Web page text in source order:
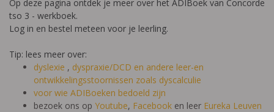
Op deze pagina ontdek je meer over het ADIBoek van Concorde
tso 3 - werkboek.
Log in en bestel meteen voor je leerling.
Tip: lees meer over:
dyslexie , dyspraxie/DCD en andere leer-en
ontwikkelingsstoornissen zoals dyscalculie
voor wie ADIBoeken bedoeld zijn
bezoek ons op Youtube, Facebook en leer Eureka Leuven